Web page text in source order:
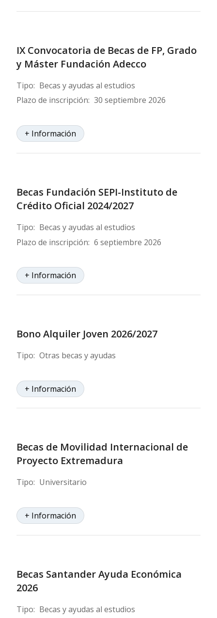
IX Convocatoria de Becas de FP, Grado
y Máster Fundación Adecco
Tipo: Becas y ayudas al estudios
Plazo de inscripción: 30 septiembre 2026
+ Información
Becas Fundación SEPI-Instituto de
Crédito Oficial 2024/2027
Tipo: Becas y ayudas al estudios
Plazo de inscripción: 6 septiembre 2026
+ Información
Bono Alquiler Joven 2026/2027
Tipo: Otras becas y ayudas
+ Información
Becas de Movilidad Internacional de
Proyecto Extremadura
Tipo: Universitario
+ Información
Becas Santander Ayuda Económica
2026
Tipo: Becas y ayudas al estudios